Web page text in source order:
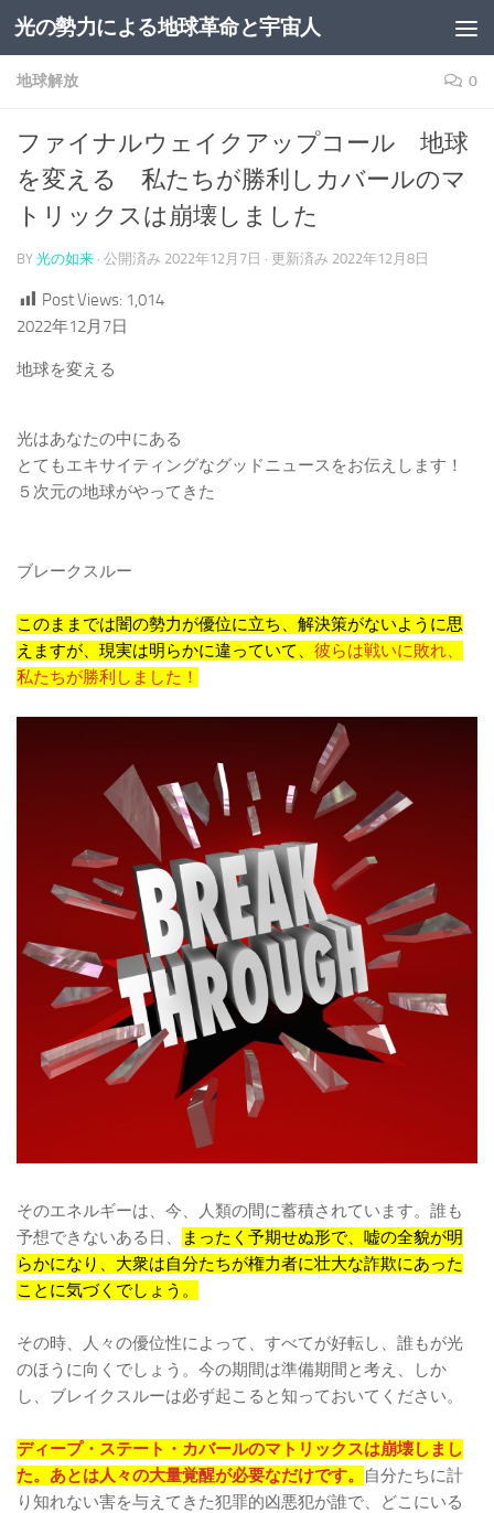
コンテンツへスキップ
光の勢力による地球革命と宇宙人
地球解放 0
ファイナルウェイクアップコール 地球
を変える 私たちが勝利しカバールのマ
トリックスは崩壊しました
BY 光の如来 · 公開済み 2022年12月7日 · 更新済み 2022年12月8日
Post Views: 1,014
2022年12月7日
地球を変える
光はあなたの中にある
とてもエキサイティングなグッドニュースをお伝えします！
５次元の地球がやってきた
ブレークスルー
このままでは闇の勢力が優位に立ち、解決策がないように思
えますが、現実は明らかに違っていて、 彼らは戦いに敗れ、
私たちが勝利しました！
そのエネルギーは、今、人類の間に蓄積されています。誰も
予想できないある日、
まったく予期せぬ形で、嘘の全貌が明
らかになり、大衆は自分たちが権力者に壮大な詐欺にあった
ことに気づくでしょう。
その時、人々の優位性によって、すべてが好転し、誰もが光
のほうに向くでしょう。今の期間は準備期間と考え、しか
し、ブレイクスルーは必ず起こると知っておいてください。
ディープ・ステート・カバールのマトリックスは崩壊しまし
た。あとは人々の大量覚醒が必要なだけです。
自分たちに計
り知れない害を与えてきた犯罪的凶悪犯が誰で、どこにいる